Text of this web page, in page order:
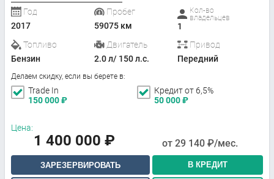
Год
2017
Пробег
59075 км
Кол-во
владельцев
1
Топливо
Бензин
Двигатель
2.0 л/ 150 л.с.
Привод
Передний
Делаем скидку, если вы берете в:
Trade In
150 000₽
Кредит от 6,5%
50 000₽
Цена:
1 400 000 ₽ от 29 140 ₽/мес.
ЗАРЕЗЕРВИРОВАТЬ В КРЕДИТ